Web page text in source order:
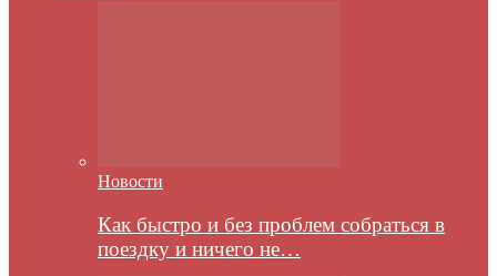
Новости
Как быстро и без проблем собраться в
поездку и ничего не…